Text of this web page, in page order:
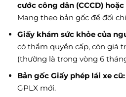
cước công dân (CCCD)
Mang theo bản gốc để đối
Giấy khám sức khỏe của
có thẩm quyền cấp, còn giá
(thường là trong vòng 6
Bản gốc Giấy phép lái xe cũ:
GPLX mới.